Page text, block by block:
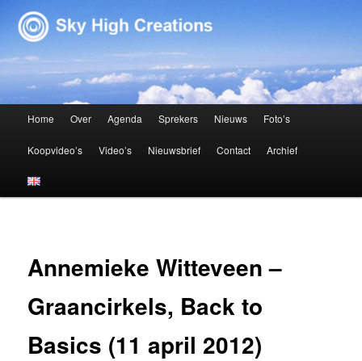
Sky High Creations
Spring naar de primaire inhoud
Spring naar de secundaire inhoud
Home Over Agenda Sprekers Nieuws Foto’s
Koopvideo’s Video’s Nieuwsbrief Contact Archief
Annemieke Witteveen –
Graancirkels, Back to
Basics (11 april 2012)